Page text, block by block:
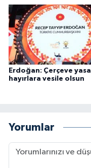
Erdoğan: Çerçeve yasa
hayırlara vesile olsun
Yorumlar